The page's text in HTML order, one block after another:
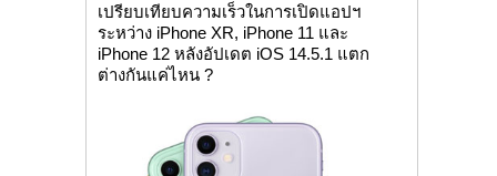
เปรียบเทียบความเร็วในการเปิดแอปฯ
ระหว่าง iPhone XR, iPhone 11 และ
iPhone 12 หลังอัปเดต iOS 14.5.1 แตก
ต่างกันแค่ไหน ?